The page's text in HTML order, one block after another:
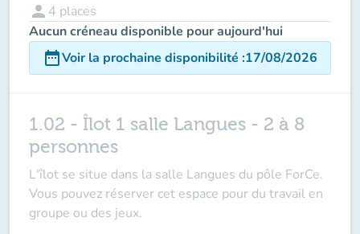
person 4 places
Aucun créneau disponible pour aujourd'hui
date_rangeVoir la prochaine disponibilité :17/08/2026
1.02 - Îlot 1 salle Langues - 2 à 8
personnes
L'îlot se situe dans la salle Langues du pôle ForCe.
Vous pouvez réserver cet espace pour du travail en
groupe ou des jeux.